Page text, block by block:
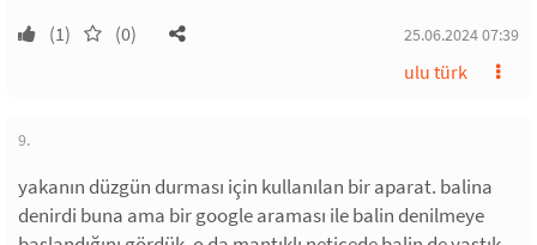
(1) (0) 25.06.2024 07:39
ulu türk
9.
yakanın düzgün durması için kullanılan bir aparat. balina
denirdi buna ama bir google araması ile balin denilmeye